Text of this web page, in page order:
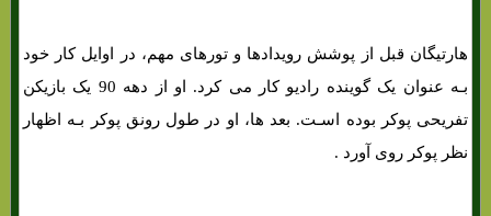
هارتیگان قبل از پوشش رویدادها و تورهای مهم، در اوایل کار خود
بـه عنوان یک گوینده رادیو کار می کرد. او از دهه 90 یک بازیکن
تفریحی پوکر بوده اسـت. بعد ها، او در طول رونق پوکر بـه اظهار
نظر پوکر روی آورد .